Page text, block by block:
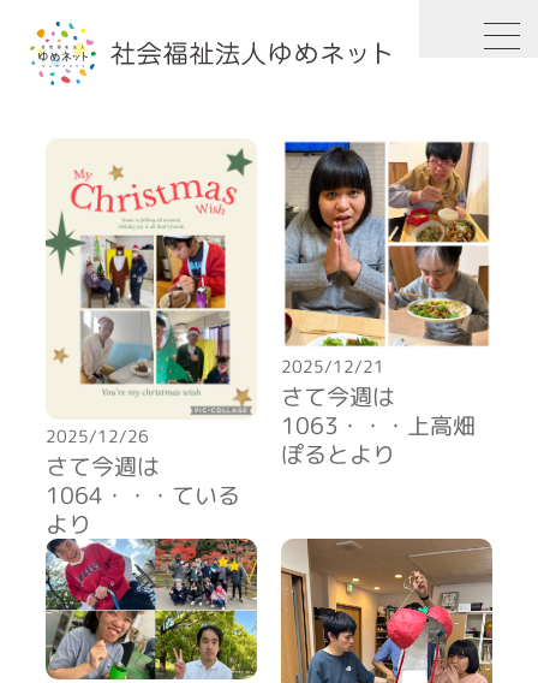
HOME
2025/12/26
さて今週は
1064・・・ている
より
2025/12/21
さて今週は
1063・・・上高畑
ぽるとより